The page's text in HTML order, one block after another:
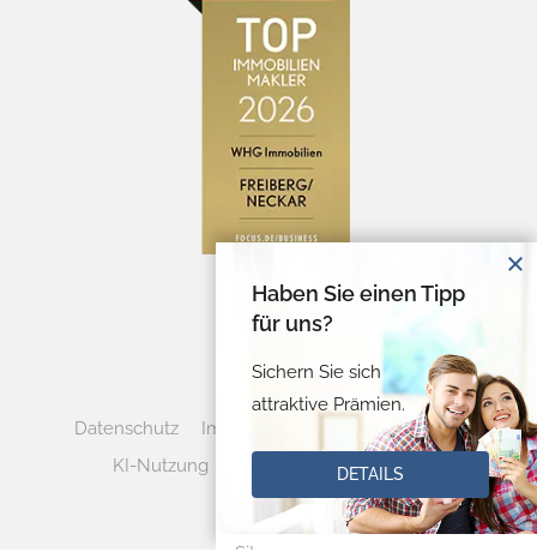
Datenschutz Impressum
Cookie-Verwaltung
KI-Nutzung
Vertrag widerrufen
Haben Sie einen Tipp
für uns?
Sichern Sie sich
attraktive Prämien.
DETAILS